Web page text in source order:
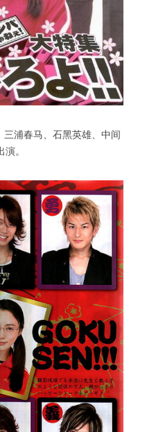
浦春马、石黑英雄、中间
。